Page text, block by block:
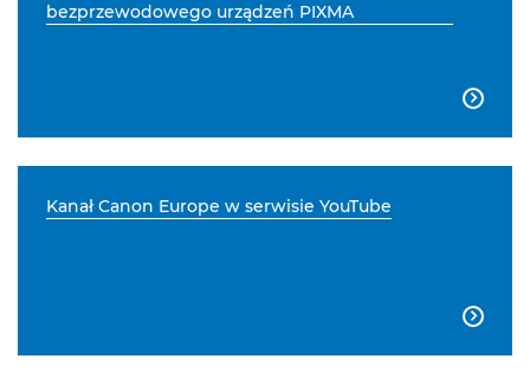
bezprzewodowego urządzeń PIXMA

Kanał Canon Europe w serwisie YouTube
